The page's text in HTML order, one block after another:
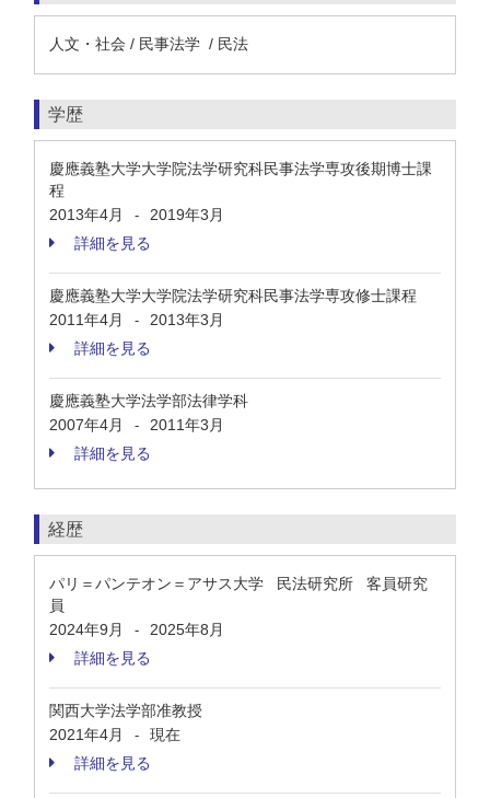
人文・社会 / 民事法学 / 民法
学歴
慶應義塾大学大学院法学研究科民事法学専攻後期博士課
程
2013年4月
-
2019年3月
詳細を見る
慶應義塾大学大学院法学研究科民事法学専攻修士課程
2011年4月
-
2013年3月
詳細を見る
慶應義塾大学法学部法律学科
2007年4月
-
2011年3月
詳細を見る
経歴
パリ＝パンテオン＝アサス大学 民法研究所 客員研究
員
2024年9月
-
2025年8月
詳細を見る
関西大学法学部准教授
2021年4月
-
現在
詳細を見る